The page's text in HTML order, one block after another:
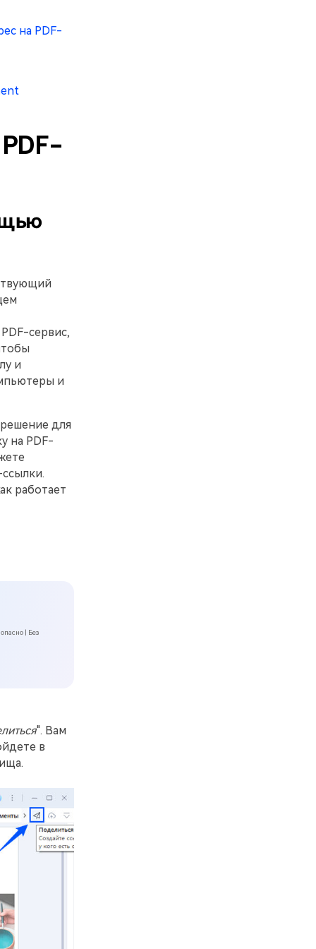
на PDF-
сервис,
и
и
для
на PDF-
работает
| Без
". Вам
в